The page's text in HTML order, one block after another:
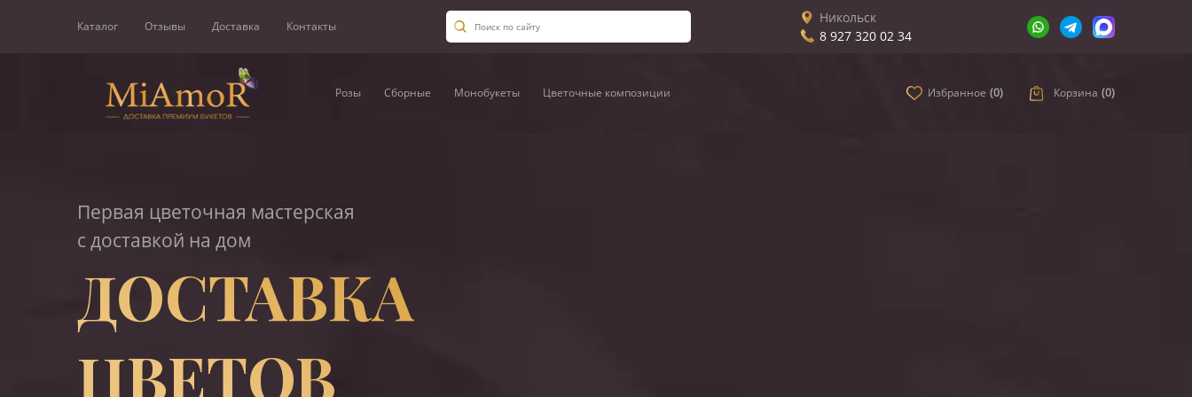
Каталог Отзывы Доставка Контакты
Никольск
8 927 320 02 34
Розы Сборные Монобукеты Цветочные композиции Избранное (0) Корзина (0)
Первая цветочная мастерская
с доставкой на дом
ДОСТАВКА
ЦВЕТОВ